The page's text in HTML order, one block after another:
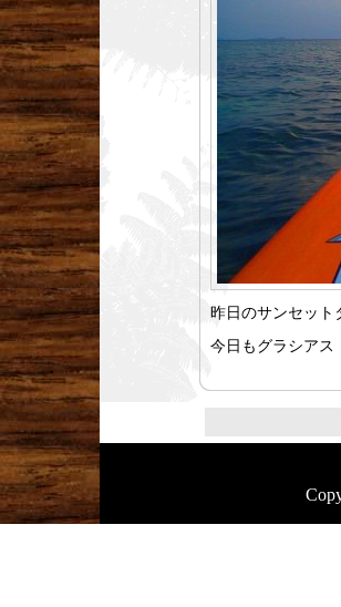
昨日のサンセット
今日もグラシアス